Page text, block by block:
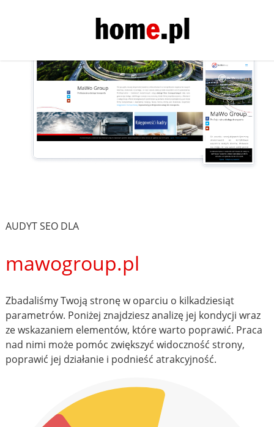
AUDYT SEO DLA
mawogroup.pl
Zbadaliśmy Twoją stronę w oparciu o kilkadziesiąt
parametrów. Poniżej znajdziesz analizę jej kondycji wraz
ze wskazaniem elementów, które warto poprawić. Praca
nad nimi może pomóc zwiększyć widoczność strony,
poprawić jej działanie i podnieść atrakcyjność.